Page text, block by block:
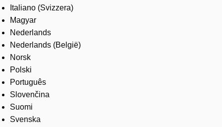
Italiano (Svizzera)
Magyar
Nederlands
Nederlands (België)
Norsk
Polski
Português
Slovenčina
Suomi
Svenska